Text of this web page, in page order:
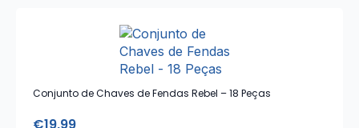
Conjunto de Chaves de Fendas Rebel – 18 Peças
€19,99